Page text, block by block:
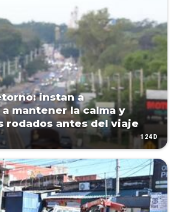
instan a
mantener la calma y
rodados antes del viaje
124D